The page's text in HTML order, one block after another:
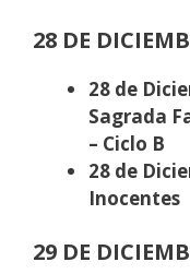
28 DE
28 de
Sagrada
– Ciclo B
28 de
Inocentes
29 DE